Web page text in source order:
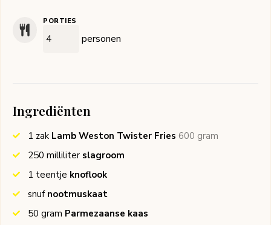
PORTIES
personen
Ingrediënten
1 zak Lamb Weston Twister Fries 600 gram
250 milliliter slagroom
1 teentje knoflook
snuf nootmuskaat
50 gram Parmezaanse kaas